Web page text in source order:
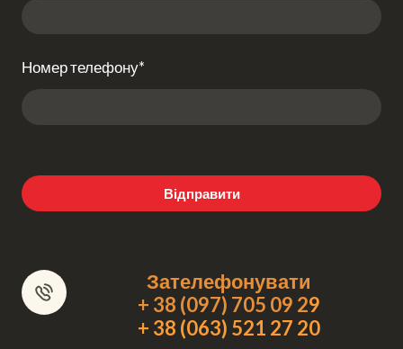
Номер телефону*
Відправити
Зателефонувати
+ 38 (097) 705 09 29
+ 38 (063) 521 27 20